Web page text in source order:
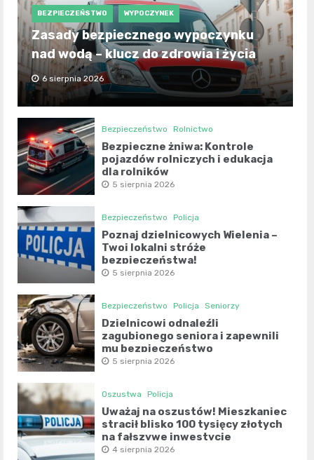
BEZPIECZEŃSTWO WYPOCZYNEK
Zasady bezpiecznego wypoczynku
nad wodą – klucz do zdrowia i życia
6 sierpnia 2026
Bezpieczeństwo Rolnictwo
Bezpieczne żniwa: Kontrole
pojazdów rolniczych i edukacja
dla rolników
5 sierpnia 2026
Bezpieczeństwo Policja
Poznaj dzielnicowych Wielenia –
Twoi lokalni stróże
bezpieczeństwa!
5 sierpnia 2026
Bezpieczeństwo Policja Seniorzy
Dzielnicowi odnaleźli
zagubionego seniora i zapewnili
mu bezpieczeństwo
5 sierpnia 2026
Oszustwa Policja
Uważaj na oszustów! Mieszkaniec
stracił blisko 100 tysięcy złotych
na fałszywe inwestycje
4 sierpnia 2026